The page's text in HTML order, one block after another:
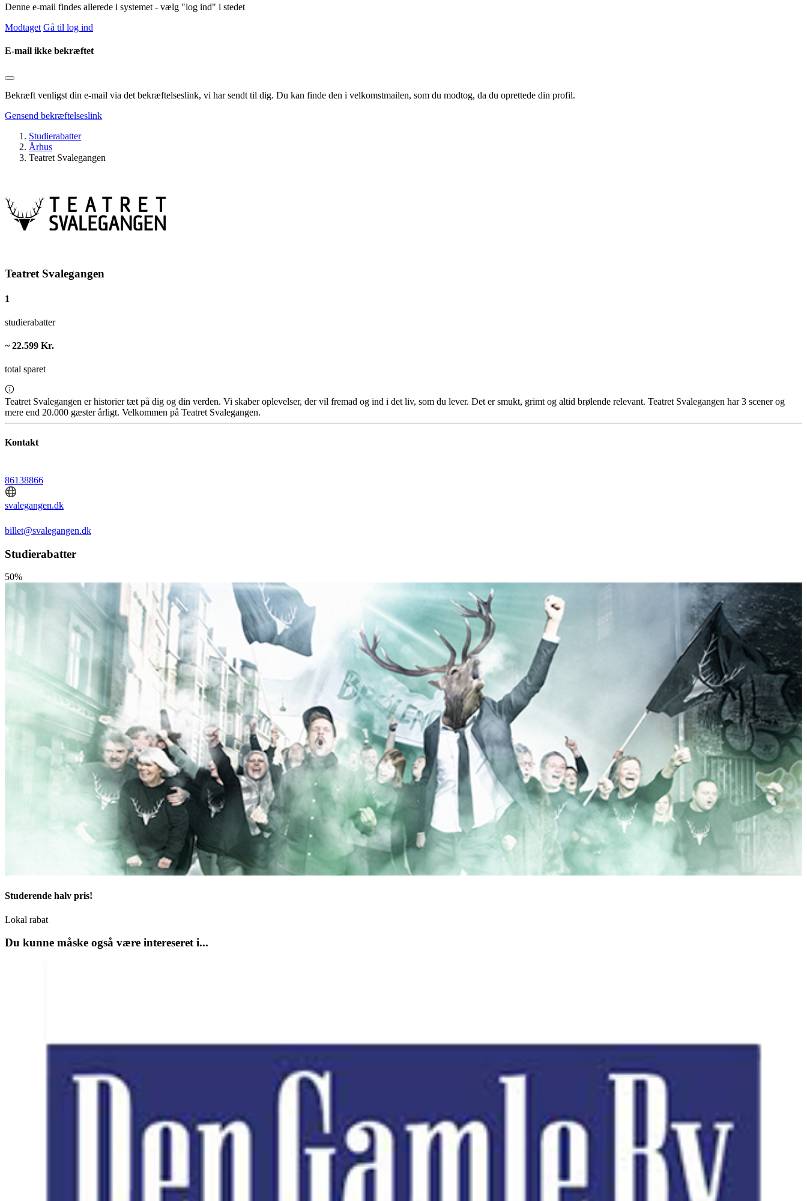
Denne e-mail findes allerede i systemet - vælg "log ind" i stedet
Modtaget Gå til log ind
E-mail ikke bekræftet
Bekræft venligst din e-mail via det bekræftelseslink, vi har sendt til dig. Du kan finde den i velkomstmailen, som du modtog, da du oprettede din profil.
Gensend bekræftelseslink
Studierabatter
Århus
Teatret Svalegangen
Teatret Svalegangen
1
studierabatter
~ 22.599 Kr.
total sparet
Teatret Svalegangen er historier tæt på dig og din verden. Vi skaber oplevelser, der vil fremad og ind i det liv, som du lever. Det er smukt, grimt og altid brølende relevant. Teatret Svalegangen har 3 scener og
mere end 20.000 gæster årligt. Velkommen på Teatret Svalegangen.
Kontakt
86138866
svalegangen.dk
billet@svalegangen.dk
Studierabatter
50%
Studerende halv pris!
Lokal rabat
Du kunne måske også være intereseret i...